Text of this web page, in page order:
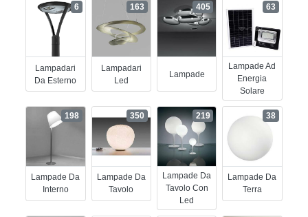
Lampadari
Da Esterno
6
Lampadari
Led
163
Lampade
405
Lampade Ad
Energia
Solare
63
Lampade Da
Interno
198
Lampade Da
Tavolo
350
Lampade Da
Tavolo Con
Led
219
Lampade Da
Terra
38